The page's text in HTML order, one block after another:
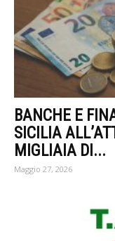
BANCHE E
SICILIA
MIGLIAIA DI...
Maggio 27, 2026